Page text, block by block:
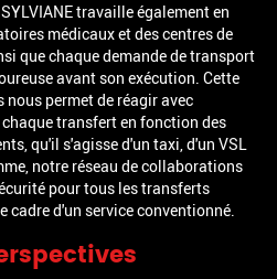
travaille également en
médicaux et des centres de
que chaque demande de transport
avant son exécution. Cette
permet de réagir avec
transfert en fonction des
qu'il s'agisse d'un taxi, d'un VSL
notre réseau de collaborations
pour tous les transferts
cadre d'un service conventionné.